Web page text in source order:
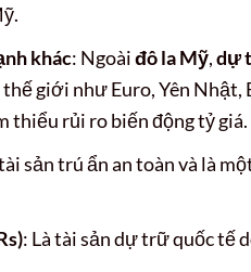
khác: Ngoàiđô la Mỹ,dự
giới như Euro, Yên Nhật,
thiểu rủi ro biến động tỷ giá.
sản trú ẩn an toàn và là
: Là tài sản dự trữ quốc tế